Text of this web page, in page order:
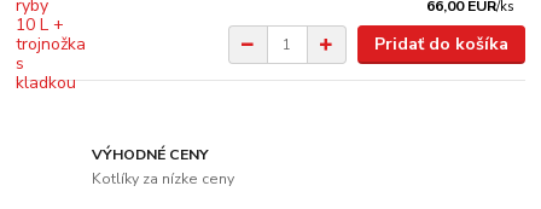
66,00 EUR/ks
Pridať do košíka
VÝHODNÉ CENY
Kotlíky za nízke ceny